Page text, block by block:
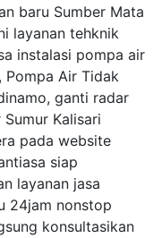
baru Sumber Mata
layanan tehknik
instalasi pompa air
Pompa Air Tidak
ganti radar
Kalisari
pada website
siap
layanan jasa
24jam nonstop
konsultasikan